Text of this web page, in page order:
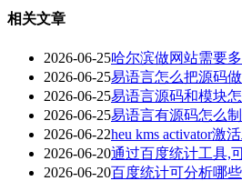
相关文章
2026-06-25哈尔滨做网站需要
2026-06-25易语言怎么把源码
2026-06-25易语言源码和模块
2026-06-25易语言有源码怎么
2026-06-22heu kms activator激
2026-06-20通过百度统计工具,
2026-06-20百度统计可分析哪